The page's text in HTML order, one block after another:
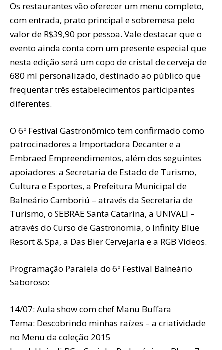
Os restaurantes vão oferecer um menu completo,
com entrada, prato principal e sobremesa pelo
valor de R$39,90 por pessoa. Vale destacar que o
evento ainda conta com um presente especial que
nesta edição será um copo de cristal de cerveja de
680 ml personalizado, destinado ao público que
frequentar três estabelecimentos participantes
diferentes.
O 6º Festival Gastronômico tem confirmado como
patrocinadores a Importadora Decanter e a
Embraed Empreendimentos, além dos seguintes
apoiadores: a Secretaria de Estado de Turismo,
Cultura e Esportes, a Prefeitura Municipal de
Balneário Camboriú – através da Secretaria de
Turismo, o SEBRAE Santa Catarina, a UNIVALI –
através do Curso de Gastronomia, o Infinity Blue
Resort & Spa, a Das Bier Cervejaria e a RGB Vídeos.
Programação Paralela do 6º Festival Balneário
Saboroso:
14/07: Aula show com chef Manu Buffara
Tema: Descobrindo minhas raízes – a criatividade
no Menu da coleção 2015